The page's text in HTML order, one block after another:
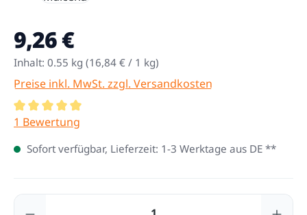
Regulärer Preis:
9,26 €
Inhalt: 0.55 kg (16,84 € / 1 kg)
Preise inkl. MwSt. zzgl. Versandkosten
Durchschnittliche Bewertung von 5 von 5 Sternen
1 Bewertung
Sofort verfügbar, Lieferzeit: 1-3 Werktage aus DE **
Produkt Anzahl: Gib den gewünschten